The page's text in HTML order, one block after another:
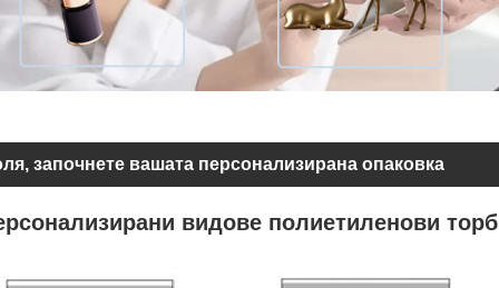
започнете вашата персонализирана опаковка
видове полиетиленови